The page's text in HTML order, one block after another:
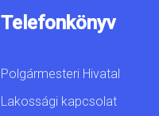
Telefonkönyv
Polgármesteri Hivatal
Lakossági kapcsolat